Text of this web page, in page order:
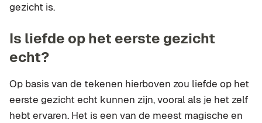
gezicht is.
Is liefde op het eerste gezicht
echt?
Op basis van de tekenen hierboven zou liefde op het
eerste gezicht echt kunnen zijn, vooral als je het zelf
hebt ervaren. Het is een van de meest magische en